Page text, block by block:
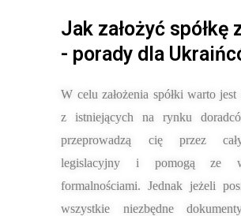
Jak założyć spółkę
- porady dla
W celu założenia spółki warto jest
z istniejących na rynku
przeprowadzą cię przez
legislacyjny i pomogą ze
formalnościami. Jednak jeżeli
wszystkie niezbędne